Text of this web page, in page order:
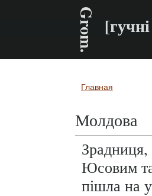
Grom.
Вы здесь
Главная
Молдова
Юсовим та
пішла на